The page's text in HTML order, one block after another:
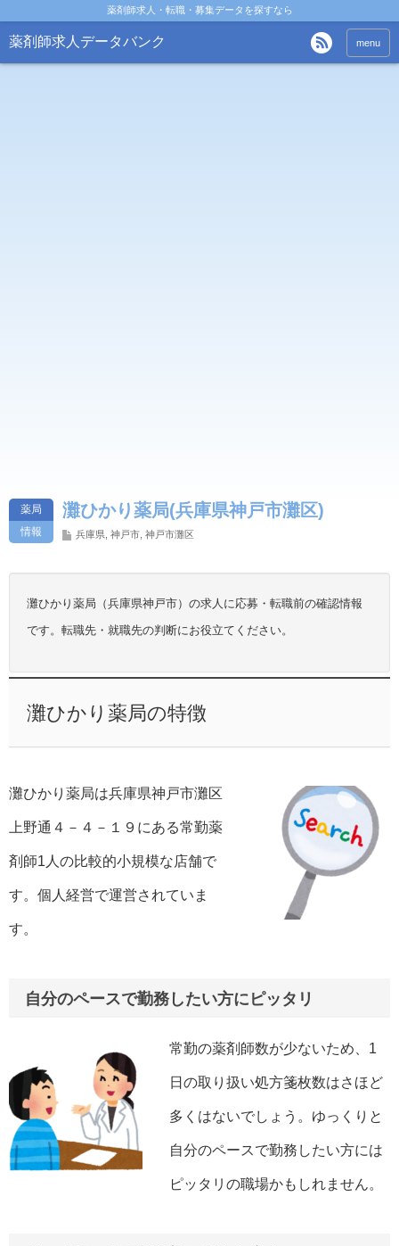
薬剤師求人・転職・募集データを探すなら
薬剤師求人データバンク menu
薬局
情報
灘ひかり薬局(兵庫県神戸市灘区)
兵庫県 神戸市 神戸市灘区
灘ひかり薬局（兵庫県神戸市）の求人に応募・転職前の確認情報
です。転職先・就職先の判断にお役立てください。
灘ひかり薬局の特徴
灘ひかり薬局は兵庫県神戸市灘区
上野通４－４－１９にある常勤薬
剤師1人の比較的小規模な店舗で
す。個人経営で運営されていま
す。
自分のペースで勤務したい方にピッタリ
常勤の薬剤師数が少ないため、1
日の取り扱い処方箋枚数はさほど
多くはないでしょう。ゆっくりと
自分のペースで勤務したい方には
ピッタリの職場かもしれません。